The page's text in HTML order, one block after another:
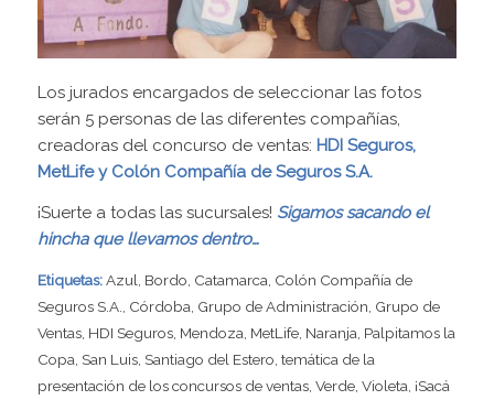
Los jurados encargados de seleccionar las fotos
serán 5 personas de las diferentes compañías,
creadoras del concurso de ventas: HDI Seguros,
MetLife y Colón Compañía de Seguros S.A.
¡Suerte a todas las sucursales! Sigamos sacando el
hincha que llevamos dentro…
Etiquetas: Azul Bordo Catamarca Colón Compañía de
Seguros S.A.
Córdoba Grupo de Administración Grupo de
Ventas, HDI Seguros, Mendoza MetLife, Naranja Palpitamos la
Copa San Luis, Santiago del Estero temática de la
presentación de los concursos de ventas, Verde, Violeta ¡Sacá